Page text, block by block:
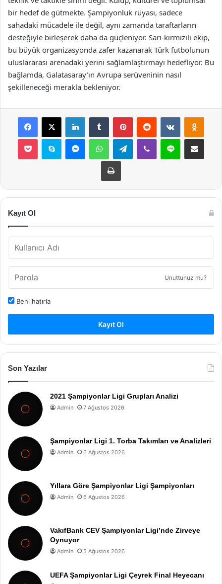
bir hedef de gütmekte. Şampiyonluk rüyası, sadece
sahadaki mücadele ile değil, aynı zamanda taraftarların
desteğiyle birleşerek daha da güçleniyor. Sarı-kırmızılı ekip,
bu büyük organizasyonda zafer kazanarak Türk futbolunun
uluslararası arenadaki yerini sağlamlaştırmayı hedefliyor. Bu
bağlamda, Galatasaray’ın Avrupa serüveninin nasıl
şekilleneceği merakla bekleniyor.
Facebook
X LinkedInTumblr PinterestReddit VKontakte
Pocket Skype MessengerWhatsAppTelegramViber Line E-Posta ile
Yazdır
Kayıt Ol
Unuttunuz mu?
Beni hatırla
Kayıt Ol
Son Yazılar
2021 Şampiyonlar Ligi Grupları Analizi
Admin 7 Ağustos 2026
Şampiyonlar Ligi 1. Torba Takımları ve Analizleri
Admin 6 Ağustos 2026
Yıllara Göre Şampiyonlar Ligi Şampiyonları
Admin 6 Ağustos 2026
VakıfBank CEV Şampiyonlar Ligi’nde Zirveye
Oynuyor
Admin 5 Ağustos 2026
UEFA Şampiyonlar Ligi Çeyrek Final Heyecanı